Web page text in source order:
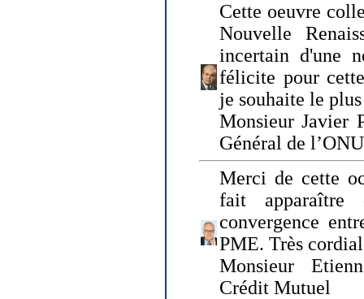
Cette oeuvre
Nouvelle
incertain d'une
félicite pour
je souhaite le
Monsieur Javier
Général de
Merci de cette
fait apparaître
convergence
PME. Très
Monsieur
Crédit Mutuel